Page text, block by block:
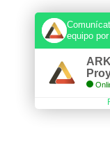
equipo